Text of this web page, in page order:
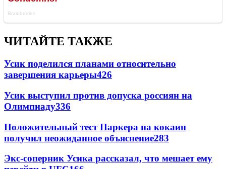
ЧИТАЙТЕ ТАКЖЕ
Усик поделился планами относительно
завершения карьеры426
Усик выступил против допуска россиян на
Олимпиаду336
Положительный тест Паркера на кокаин
получил неожиданное объяснение283
Экс-соперник Усика рассказал, что мешает ему